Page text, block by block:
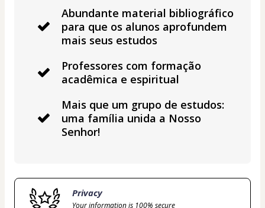
Abundante material bibliográfico
para que os alunos aprofundem
mais seus estudos
Professores com formação
acadêmica e espiritual
Mais que um grupo de estudos:
uma família unida a Nosso
Senhor!
Privacy
Your information is 100% secure